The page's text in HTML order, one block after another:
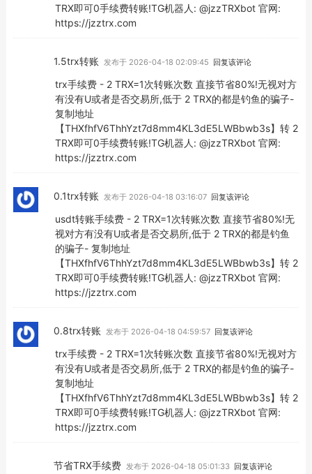
TRX即可0手续费转账!TG机器人: @jzzTRXbot 官网:
https://jzztrx.com
1.5trx转账 发布于 2026-04-18 02:09:45 回复该评论
trx手续费 - 2 TRX=1次转账次数 直接节省80%!无视对方
有没有U或者是否交易所,低于 2 TRX的都是钓鱼的骗子-
复制地址
【THXfhfV6ThhYzt7d8mm4KL3dE5LWBbwb3s】转 2
TRX即可0手续费转账!TG机器人: @jzzTRXbot 官网:
https://jzztrx.com
0.1trx转账 发布于 2026-04-18 03:16:07 回复该评论
usdt转账手续费 - 2 TRX=1次转账次数 直接节省80%!无
视对方有没有U或者是否交易所,低于 2 TRX的都是钓鱼
的骗子- 复制地址
【THXfhfV6ThhYzt7d8mm4KL3dE5LWBbwb3s】转 2
TRX即可0手续费转账!TG机器人: @jzzTRXbot 官网:
https://jzztrx.com
0.8trx转账 发布于 2026-04-18 04:59:57 回复该评论
trx手续费 - 2 TRX=1次转账次数 直接节省80%!无视对方
有没有U或者是否交易所,低于 2 TRX的都是钓鱼的骗子-
复制地址
【THXfhfV6ThhYzt7d8mm4KL3dE5LWBbwb3s】转 2
TRX即可0手续费转账!TG机器人: @jzzTRXbot 官网:
https://jzztrx.com
节省TRX手续费 发布于 2026-04-18 05:01:33 回复该评论